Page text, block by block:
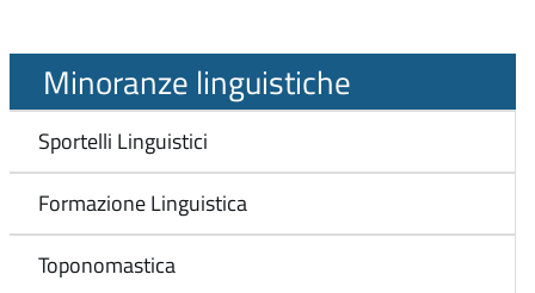
Minoranze linguistiche
Sportelli Linguistici
Formazione Linguistica
Toponomastica